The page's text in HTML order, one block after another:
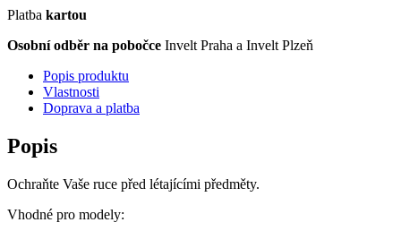
Platba kartou
Osobní odběr na pobočce Invelt Praha a Invelt Plzeň
Popis produktu
Vlastnosti
Doprava a platba
Popis
Ochraňte Vaše ruce před létajícími předměty.
Vhodné pro modely: